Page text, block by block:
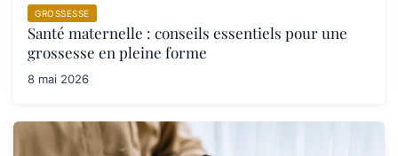
GROSSESSE
Santé maternelle : conseils essentiels pour une
grossesse en pleine forme
8 mai 2026